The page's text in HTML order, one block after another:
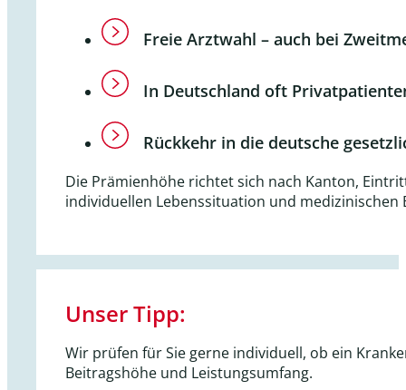
Freie Arztwahl – auch bei
In Deutschland oft
Rückkehr in die deutsche
Die Prämienhöhe richtet sich nach Kanton,
individuellen Lebenssituation und medizinischen
Unser Tipp:
Wir prüfen für Sie gerne individuell, ob ein
Beitragshöhe und Leistungsumfang.